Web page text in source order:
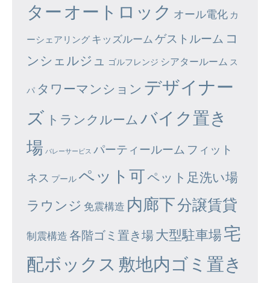
ター オートロック オール電化 カ
ーシェアリング キッズルーム ゲストルーム コ
ンシェルジュ
ゴルフレンジ シアタールーム ス
パ タワーマンション デザイナー
ズ トランクルーム バイク置き
場 バレーサービス パーティールーム フィット
ネス プール ペット可ペット足洗い場
ラウンジ 免震構造 内廊下分譲賃貸
制震構造 各階ゴミ置き場大型駐車場宅
配ボックス 敷地内ゴミ置き